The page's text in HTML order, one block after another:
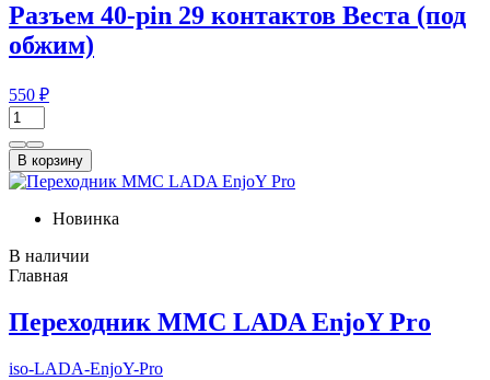
Разъем 40-pin 29 контактов Веста (под
обжим)
550 ₽
В корзину
Новинка
В наличии
Главная
Переходник ММС LADA EnjoY Pro
iso-LADA-EnjoY-Pro